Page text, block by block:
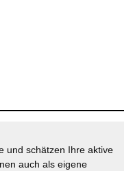
und schätzen Ihre aktive
auch als eigene